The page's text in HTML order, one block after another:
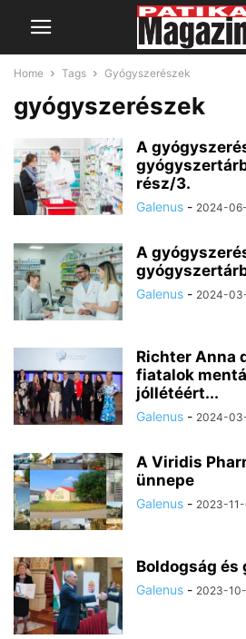
Home Tags Gyógyszerészek
gyógyszerészek
A
rész/3.
Galenus - 2024-
A
Galenus - 2024-
Richter Anna
fiatalok
jóllétéért...
Galenus - 2024-
A Viridis
ünnepe
Galenus - 2023-
Boldogság és
Galenus - 2023-